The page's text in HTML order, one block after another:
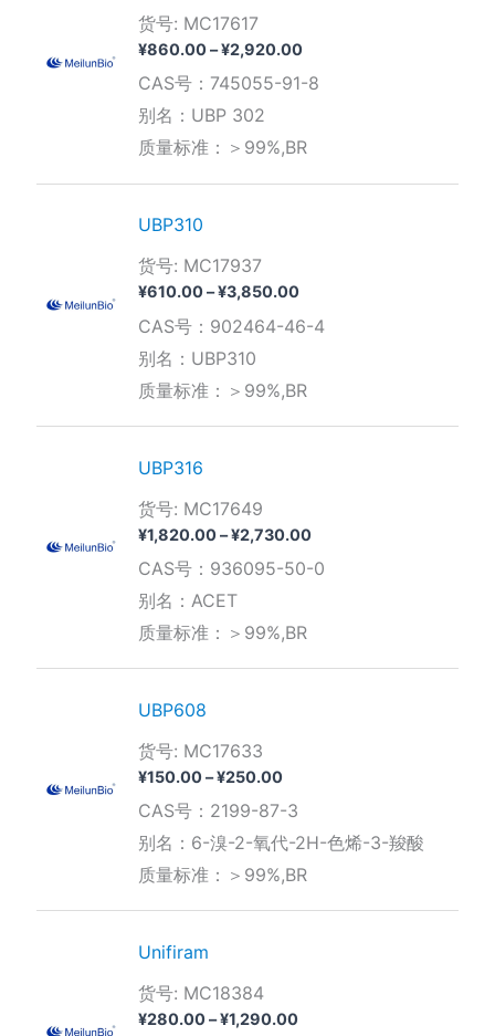
货号: MC17617
¥860.00–¥2,920.00价
范
至
CAS号：745055-91-8
别名：UBP 302
质量标准：＞99%,BR
UBP310
货号: MC17937
¥610.00–¥3,850.00价
范
至
CAS号：902464-46-4
别名：UBP310
质量标准：＞99%,BR
UBP316
货号: MC17649
¥1,820.00–¥2,730.00价
范
CAS号：936095-50-0
别名：ACET
质量标准：＞99%,BR
UBP608
货号: MC17633
¥150.00–¥250.00价
范
围：
¥150.00
至
CAS号：2199-87-3
别名：6-溴-2-氧代-2H-色烯-3-羧酸
质量标准：＞99%,BR
Unifiram
货号: MC18384
¥280.00–¥1,290.00价